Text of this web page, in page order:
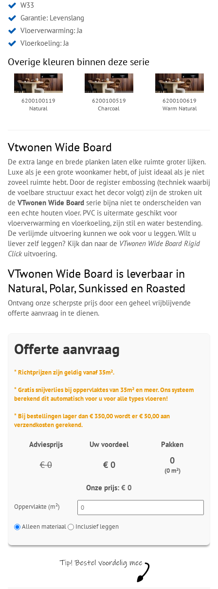
W33
Garantie: Levenslang
Vloerverwarming: Ja
Vloerkoeling: Ja
Overige kleuren binnen deze serie
6200100119
Natural
6200100519
Charcoal
6200100619
Warm Natural
Vtwonen Wide Board
De extra lange en brede planken laten elke ruimte groter lijken.
Luxe als je een grote woonkamer hebt, of juist ideaal als je niet
zoveel ruimte hebt. Door de register embossing (techniek waarbij
de voelbare structuur exact het decor volgt) zijn de stroken uit
de VTwonen Wide Board serie bijna niet te onderscheiden van
een echte houten vloer. PVC is uitermate geschikt voor
vloerverwarming en vloerkoeling, zijn stil en water bestending.
De verlijmde uitvoering kunnen we ook voor u leggen. Wilt u
liever zelf leggen? Kijk dan naar de VTwonen Wide Board Rigid
Click uitvoering.
VTwonen Wide Board is leverbaar in
Natural, Polar, Sunkissed en Roasted
Ontvang onze scherpste prijs door een geheel vrijblijvende
offerte aanvraag in te dienen.
Offerte aanvraag
* Richtprijzen zijn geldig vanaf 35m².
* Gratis snijverlies bij oppervlaktes van 35m² en meer. Ons systeem
berekend dit automatisch voor u voor alle types vloeren!
* Bij bestellingen lager dan € 350,00 wordt er € 50,00 aan
verzendkosten gerekend.
Adviesprijs Uw voordeel Pakken
€ 0 € 0 0
(0 m²)
Onze prijs: € 0
Oppervlakte (m²)
Alleen materiaal Inclusief leggen